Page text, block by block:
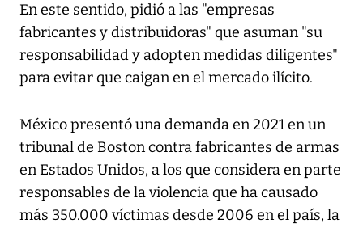
En este sentido, pidió a las "empresas
fabricantes y distribuidoras" que asuman "su
responsabilidad y adopten medidas diligentes"
para evitar que caigan en el mercado ilícito.
México presentó una demanda en 2021 en un
tribunal de Boston contra fabricantes de armas
en Estados Unidos, a los que considera en parte
responsables de la violencia que ha causado
más 350.000 víctimas desde 2006 en el país, la